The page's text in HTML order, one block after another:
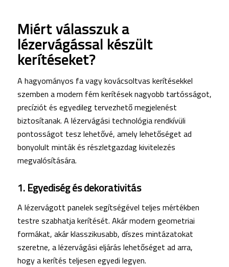
Miért válasszuk a
lézervágással készült
kerítéseket?
A hagyományos fa vagy kovácsoltvas kerítésekkel
szemben a modern fém kerítések nagyobb tartósságot,
precíziót és egyedileg tervezhető megjelenést
biztosítanak. A lézervágási technológia rendkívüli
pontosságot tesz lehetővé, amely lehetőséget ad
bonyolult minták és részletgazdag kivitelezés
megvalósítására.
1. Egyediség és dekorativitás
A lézervágott panelek segítségével teljes mértékben
testre szabhatja kerítését. Akár modern geometriai
formákat, akár klasszikusabb, díszes mintázatokat
szeretne, a lézervágási eljárás lehetőséget ad arra,
hogy a kerítés teljesen egyedi legyen.